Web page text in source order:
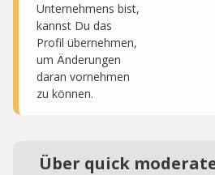
Unternehmens bist,
kannst Du das
Profil übernehmen,
um Änderungen
daran vornehmen
zu können.
Über quick